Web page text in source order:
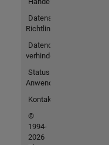
Datenschutz-
Richtlinien
Datendiebstahl
verhindern
Status von
Anwendungen
Kontakt
©
1994-
2026